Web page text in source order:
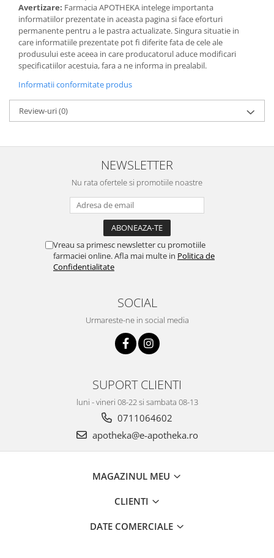
Avertizare: Farmacia APOTHEKA intelege importanta
informatiilor prezentate in aceasta pagina si face eforturi
permanente pentru a le pastra actualizate. Singura situatie in
care informatiile prezentate pot fi diferite fata de cele ale
produsului este aceea in care producatorul aduce modificari
specificatiilor acestuia, fara a ne informa in prealabil.
Informatii conformitate produs
Review-uri(0)
NEWSLETTER
Nu rata ofertele si promotiile noastre
Vreau sa primesc newsletter cu promotiile
farmaciei online. Afla mai multe in Politica de
Confidentialitate
SOCIAL
Urmareste-ne in social media
SUPORT CLIENTI
luni - vineri 08-22 si sambata 08-13
0711064602
apotheka@e-apotheka.ro
MAGAZINUL MEU
CLIENTI
DATE COMERCIALE